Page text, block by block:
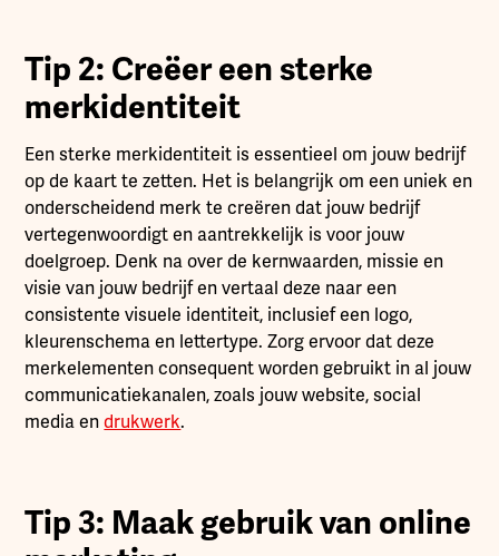
Tip 2: Creëer een sterke
merkidentiteit
Een sterke merkidentiteit is essentieel om jouw bedrijf
op de kaart te zetten. Het is belangrijk om een uniek en
onderscheidend merk te creëren dat jouw bedrijf
vertegenwoordigt en aantrekkelijk is voor jouw
doelgroep. Denk na over de kernwaarden, missie en
visie van jouw bedrijf en vertaal deze naar een
consistente visuele identiteit, inclusief een logo,
kleurenschema en lettertype. Zorg ervoor dat deze
merkelementen consequent worden gebruikt in al jouw
communicatiekanalen, zoals jouw website, social
media endrukwerk.
Tip 3: Maak gebruik van online